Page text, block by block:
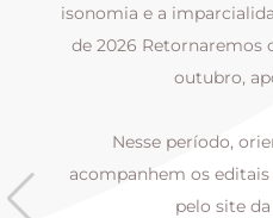
isonomia e a
de 2026 Retornaremos
outubro,
Nesse período,
acompanhem os
pelo site